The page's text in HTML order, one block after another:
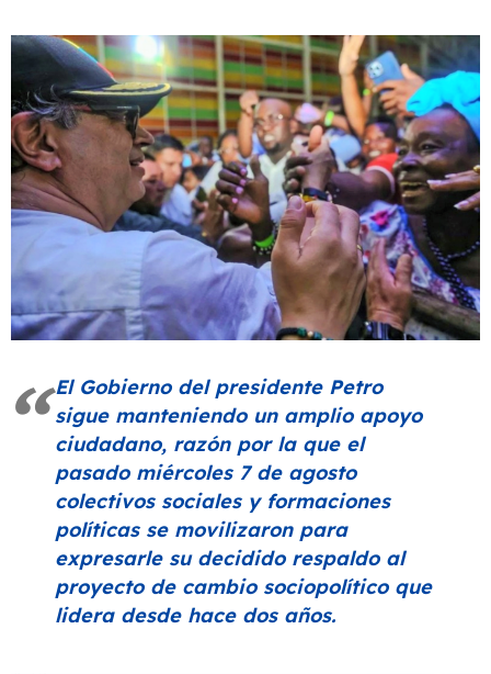
El Gobierno del presidente Petro
sigue manteniendo un amplio apoyo
ciudadano, razón por la que el
pasado miércoles 7 de agosto
colectivos sociales y formaciones
políticas se movilizaron para
expresarle su decidido respaldo al
proyecto de cambio sociopolítico que
lidera desde hace dos años.